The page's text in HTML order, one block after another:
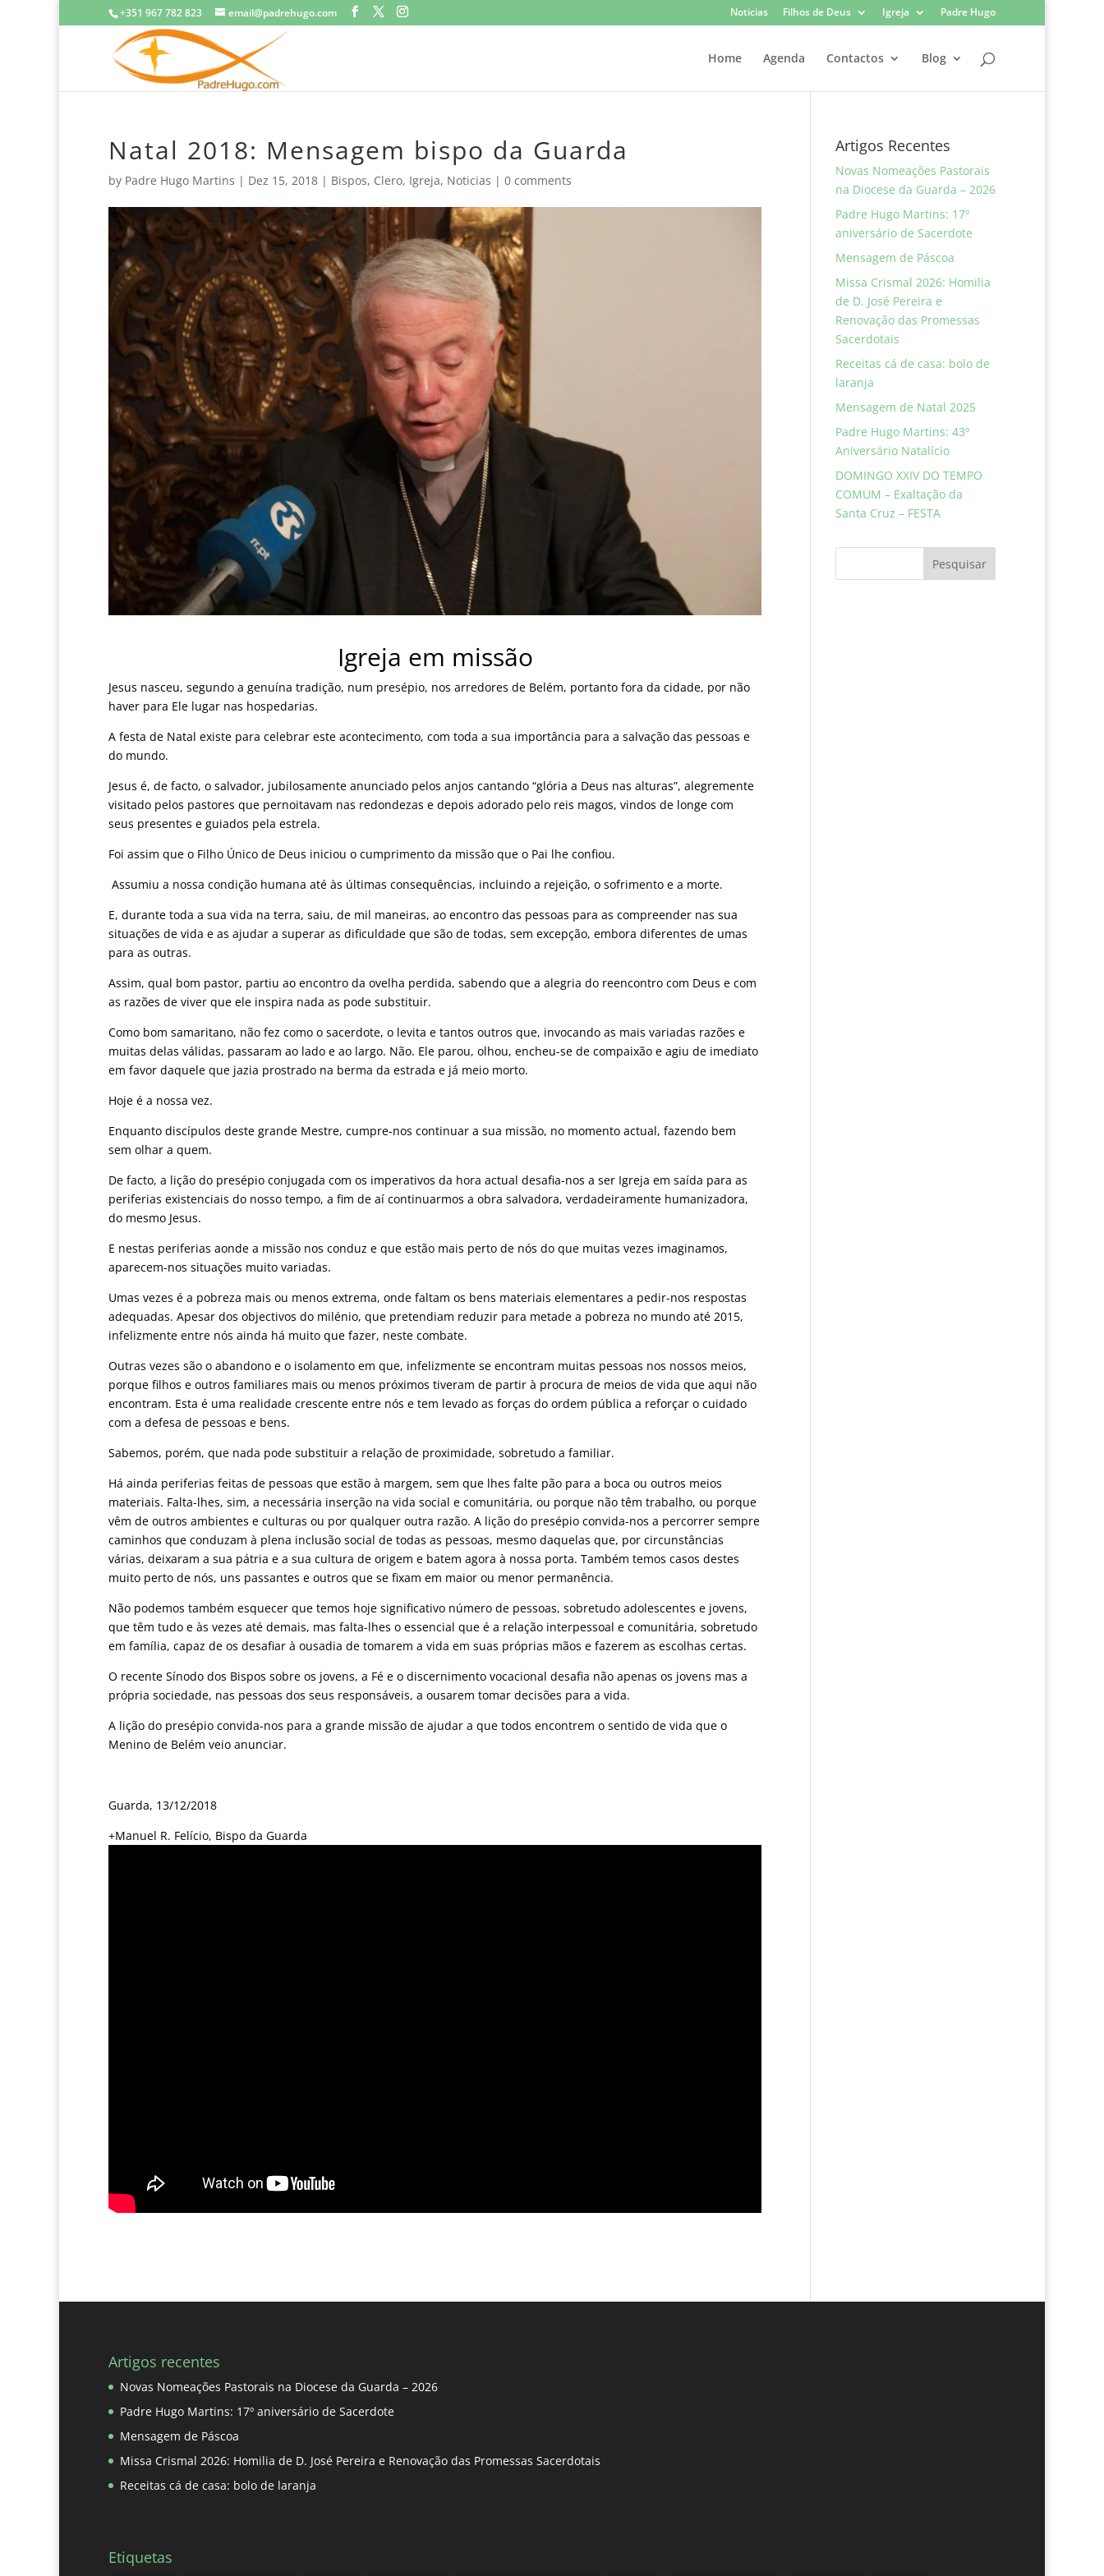
+351 967 782 823 email@padrehugo.com Noticias Filhos de Deus Igreja Padre Hugo
Home Agenda Contactos Blog
Natal 2018: Mensagem bispo da Guarda
by Padre Hugo Martins | Dez 15, 2018 | Bispos, Clero, Igreja, Noticias | 0 comments
Igreja em missão
Jesus nasceu, segundo a genuína tradição, num presépio, nos arredores de Belém, portanto fora da cidade, por não
haver para Ele lugar nas hospedarias.
A festa de Natal existe para celebrar este acontecimento, com toda a sua importância para a salvação das pessoas e
do mundo.
Jesus é, de facto, o salvador, jubilosamente anunciado pelos anjos cantando “glória a Deus nas alturas”, alegremente
visitado pelos pastores que pernoitavam nas redondezas e depois adorado pelo reis magos, vindos de longe com
seus presentes e guiados pela estrela.
Foi assim que o Filho Único de Deus iniciou o cumprimento da missão que o Pai lhe confiou.
Assumiu a nossa condição humana até às últimas consequências, incluindo a rejeição, o sofrimento e a morte.
E, durante toda a sua vida na terra, saiu, de mil maneiras, ao encontro das pessoas para as compreender nas sua
situações de vida e as ajudar a superar as dificuldade que são de todas, sem excepção, embora diferentes de umas
para as outras.
Assim, qual bom pastor, partiu ao encontro da ovelha perdida, sabendo que a alegria do reencontro com Deus e com
as razões de viver que ele inspira nada as pode substituir.
Como bom samaritano, não fez como o sacerdote, o levita e tantos outros que, invocando as mais variadas razões e
muitas delas válidas, passaram ao lado e ao largo. Não. Ele parou, olhou, encheu-se de compaixão e agiu de imediato
em favor daquele que jazia prostrado na berma da estrada e já meio morto.
Hoje é a nossa vez.
Enquanto discípulos deste grande Mestre, cumpre-nos continuar a sua missão, no momento actual, fazendo bem
sem olhar a quem.
De facto, a lição do presépio conjugada com os imperativos da hora actual desafia-nos a ser Igreja em saída para as
periferias existenciais do nosso tempo, a fim de aí continuarmos a obra salvadora, verdadeiramente humanizadora,
do mesmo Jesus.
E nestas periferias aonde a missão nos conduz e que estão mais perto de nós do que muitas vezes imaginamos,
aparecem-nos situações muito variadas.
Umas vezes é a pobreza mais ou menos extrema, onde faltam os bens materiais elementares a pedir-nos respostas
adequadas. Apesar dos objectivos do milénio, que pretendiam reduzir para metade a pobreza no mundo até 2015,
infelizmente entre nós ainda há muito que fazer, neste combate.
Outras vezes são o abandono e o isolamento em que, infelizmente se encontram muitas pessoas nos nossos meios,
porque filhos e outros familiares mais ou menos próximos tiveram de partir à procura de meios de vida que aqui não
encontram. Esta é uma realidade crescente entre nós e tem levado as forças do ordem pública a reforçar o cuidado
com a defesa de pessoas e bens.
Sabemos, porém, que nada pode substituir a relação de proximidade, sobretudo a familiar.
Há ainda periferias feitas de pessoas que estão à margem, sem que lhes falte pão para a boca ou outros meios
materiais. Falta-lhes, sim, a necessária inserção na vida social e comunitária, ou porque não têm trabalho, ou porque
vêm de outros ambientes e culturas ou por qualquer outra razão. A lição do presépio convida-nos a percorrer sempre
caminhos que conduzam à plena inclusão social de todas as pessoas, mesmo daquelas que, por circunstâncias
várias, deixaram a sua pátria e a sua cultura de origem e batem agora à nossa porta. Também temos casos destes
muito perto de nós, uns passantes e outros que se fixam em maior ou menor permanência.
Não podemos também esquecer que temos hoje significativo número de pessoas, sobretudo adolescentes e jovens,
que têm tudo e às vezes até demais, mas falta-lhes o essencial que é a relação interpessoal e comunitária, sobretudo
em família, capaz de os desafiar à ousadia de tomarem a vida em suas próprias mãos e fazerem as escolhas certas.
O recente Sínodo dos Bispos sobre os jovens, a Fé e o discernimento vocacional desafia não apenas os jovens mas a
própria sociedade, nas pessoas dos seus responsáveis, a ousarem tomar decisões para a vida.
A lição do presépio convida-nos para a grande missão de ajudar a que todos encontrem o sentido de vida que o
Menino de Belém veio anunciar.
Guarda, 13/12/2018
+Manuel R. Felício, Bispo da Guarda
Artigos Recentes
Novas Nomeações Pastorais
na Diocese da Guarda – 2026
Padre Hugo Martins: 17º
aniversário de Sacerdote
Mensagem de Páscoa
Missa Crismal 2026: Homilia
de D. José Pereira e
Renovação das Promessas
Sacerdotais
Receitas cá de casa: bolo de
laranja
Mensagem de Natal 2025
Padre Hugo Martins: 43º
Aniversário Natalício
DOMINGO XXIV DO TEMPO
COMUM – Exaltação da
Santa Cruz – FESTA
Pesquisar
Artigos recentes
Novas Nomeações Pastorais na Diocese da Guarda – 2026
Padre Hugo Martins: 17º aniversário de Sacerdote
Mensagem de Páscoa
Missa Crismal 2026: Homilia de D. José Pereira e Renovação das Promessas Sacerdotais
Receitas cá de casa: bolo de laranja
Etiquetas